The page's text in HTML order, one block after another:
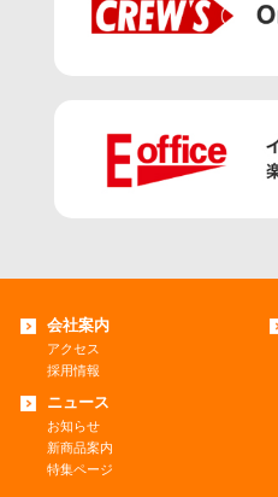
会社案内
アクセス
採用情報
ニュース
お知らせ
新商品案内
特集ページ